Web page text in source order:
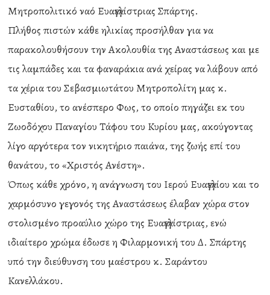
Μητροπολιτικό ναό Ευαγγελίστριας Σπάρτης.
Πλήθος πιστών κάθε ηλικίας προσήλθαν για να
παρακολουθήσουν την Ακολουθία της Αναστάσεως και με
τις λαμπάδες και τα φαναράκια ανά χείρας να λάβουν από
τα χέρια του Σεβασμιωτάτου Μητροπολίτη μας κ.
Ευσταθίου, το ανέσπερο Φως, το οποίο πηγάζει εκ του
Ζωοδόχου Παναγίου Τάφου του Κυρίου μας, ακούγοντας
λίγο αργότερα τον νικητήριο παιάνα, της ζωής επί του
θανάτου, το «Χριστός Ανέστη».
Όπως κάθε χρόνο, η ανάγνωση του Ιερού Ευαγγελίου και το
χαρμόσυνο γεγονός της Αναστάσεως έλαβαν χώρα στον
στολισμένο προαύλιο χώρο της Ευαγγελίστριας, ενώ
ιδιαίτερο χρώμα έδωσε η Φιλαρμονική του Δ. Σπάρτης
υπό την διεύθυνση του μαέστρου κ. Σαράντου
Κανελλάκου.